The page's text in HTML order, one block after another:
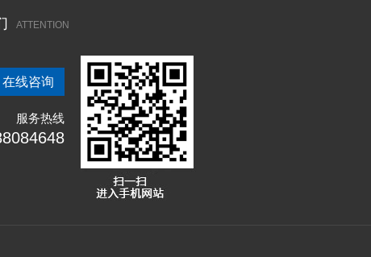
零件磨损快，维修工时多，费用高； 5、一般情况不能
丸技术解决方案供应商，小编接下来就为您介绍喷丸与抛
效果明显，缺点是喷丸对薄板工件的处理，容易使工件
表面强化工艺，其设备简单、成本低廉，不受工件形状和位
、抗疲劳和耐腐蚀性等，还可用于表面消光、去氧化皮和消
般为高速旋转的飞轮将钢砂高速抛射出去。抛丸效率高，但
都是高速冲击工件为目的，其效果也基本相同，相比而言，
比较经济适用，容易控制效率和成本，可以通过控制丸料的
ATTENTION
在线咨询
服务热线